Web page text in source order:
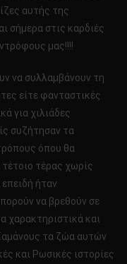
αυτής της
σήμερα στις καρδιές
μας!!!!
να συλλαμβάνουν τη
είτε φανταστικές
για χιλιάδες
συζήτησαν τα
όπου θα
τέρας χωρίς
ήταν
να βρεθούν σε
χαρακτηριστικά και
τα ζώα αυτών
και Ρωσικές ιστορίες